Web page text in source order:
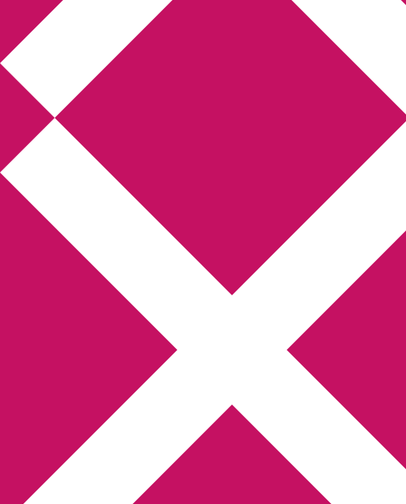
Annikas litteratur-
och kulturblogg
Deckare, kriminalromaner, thrillers
Hem Författarfemman
Webbshop Amazon
Bokbloggsjerka Bloggmaraton
Kriminalroman Min tv-blogg
You are here: Domenica de Rosa Domenica de Rosa